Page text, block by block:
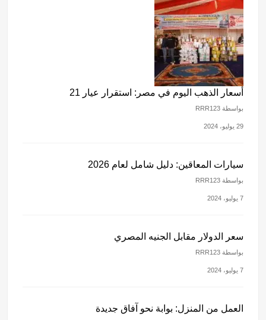
أسعار الذهب اليوم في مصر: استقرار عيار 21
بواسطة RRR123
29 يوليو، 2024
سيارات المعاقين: دليل شامل لعام 2026
بواسطة RRR123
7 يوليو، 2024
سعر الدولار مقابل الجنيه المصري
بواسطة RRR123
7 يوليو، 2024
العمل من المنزل: بوابة نحو آفاق جديدة